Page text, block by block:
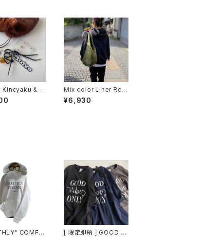
& Ji
/ BRO
Mix color Liner Rem
ake Marshe Bag / U
PCYCLE MORI Colle
¥6,930
COMFY
[ 限定即納 ] GOOD VI